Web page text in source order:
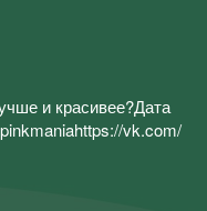
и красивее?Дата
vk.com/